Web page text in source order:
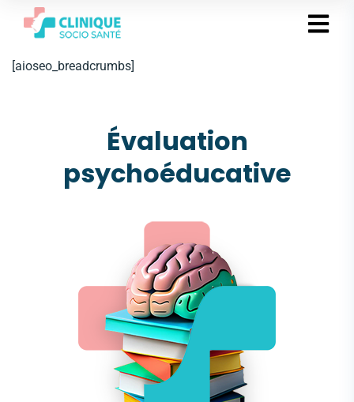
[aioseo_breadcrumbs]
Évaluation
psychoéducative